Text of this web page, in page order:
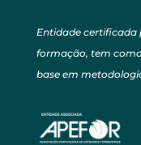
Entidade certificada
formação, tem
base em